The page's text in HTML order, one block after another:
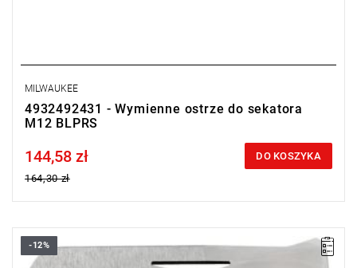
MILWAUKEE
4932492431 - Wymienne ostrze do sekatora
M12 BLPRS
Price tax included
144,58 zł
164,30 zł
DO KOSZYKA
-12%